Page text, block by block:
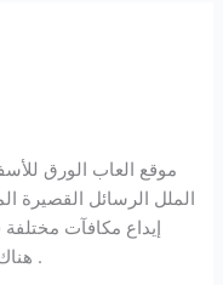
موقع العاب الورق
الملل الرسائل القصيرة
إيداع مكافآت
هناك وفرة من الدورات المجانية لقمة سائغة .